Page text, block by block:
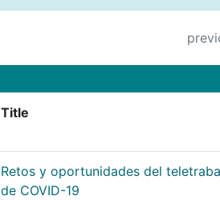
Title
Retos y oportunidades del
de COVID-19